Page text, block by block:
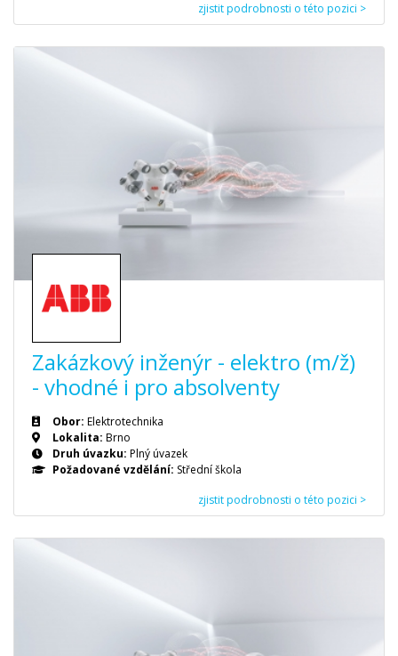
zjistit podrobnosti o této pozici >
Zakázkový inženýr - elektro (m/ž)
- vhodné i pro absolventy
Obor: Elektrotechnika
Lokalita: Brno
Druh úvazku: Plný úvazek
Požadované vzdělání: Střední škola
zjistit podrobnosti o této pozici >